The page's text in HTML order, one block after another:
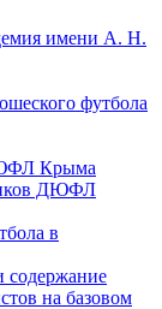
имени А. Н.
футбола
Крыма
ДЮФЛ
в
содержание
на базовом